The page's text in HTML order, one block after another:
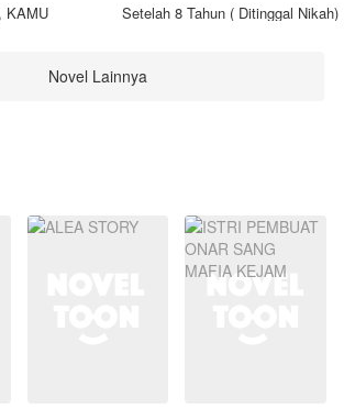
KAMU Setelah 8 Tahun ( Ditinggal Nikah)
Novel Lainnya